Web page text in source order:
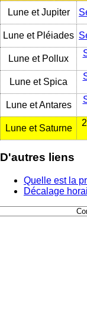
Lune et Jupiter
Lune et Pléiades
Lune et Pollux
Lune et Spica
Lune et Antares
Lune et Saturne
D'autres liens
Quelle est la
Décalage